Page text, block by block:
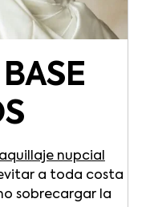
nupcial
a toda costa
sobrecargar la